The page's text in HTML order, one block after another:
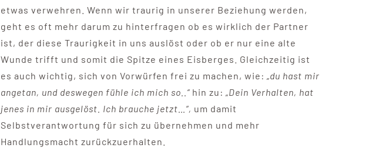
etwas verwehren. Wenn wir traurig in unserer Beziehung werden,
geht es oft mehr darum zu hinterfragen ob es wirklich der Partner
ist, der diese Traurigkeit in uns auslöst oder ob er nur eine alte
Wunde trifft und somit die Spitze eines Eisberges. Gleichzeitig ist
es auch wichtig, sich von Vorwürfen frei zu machen, wie: „du hast mir
angetan, und deswegen fühle ich mich so..“ hin zu: „Dein Verhalten, hat
jenes in mir ausgelöst. Ich brauche jetzt…“, um damit
Selbstverantwortung für sich zu übernehmen und mehr
Handlungsmacht zurückzuerhalten.